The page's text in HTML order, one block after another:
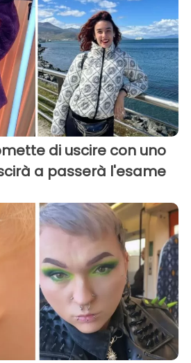
di uscire con uno
a passerà l'esame